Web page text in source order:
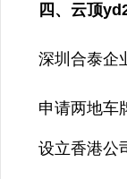
四、云顶
深圳合泰企
申请两地车
设立香港公